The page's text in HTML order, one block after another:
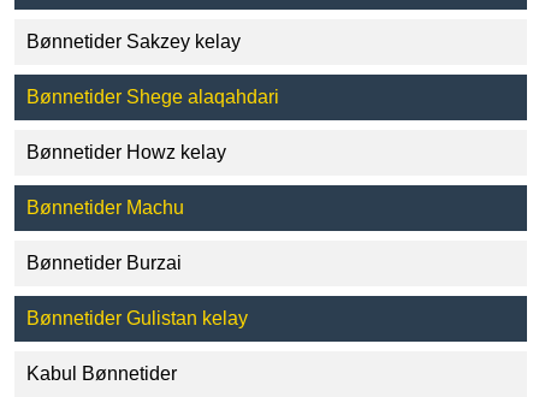
Bønnetider Sakzey kelay
Bønnetider Shege alaqahdari
Bønnetider Howz kelay
Bønnetider Machu
Bønnetider Burzai
Bønnetider Gulistan kelay
Kabul Bønnetider